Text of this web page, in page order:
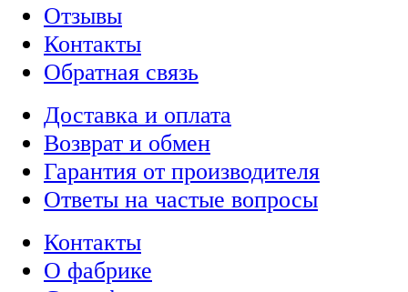
Отзывы
Контакты
Обратная связь
Доставка и оплата
Возврат и обмен
Гарантия от производителя
Ответы на частые вопросы
Контакты
О фабрике